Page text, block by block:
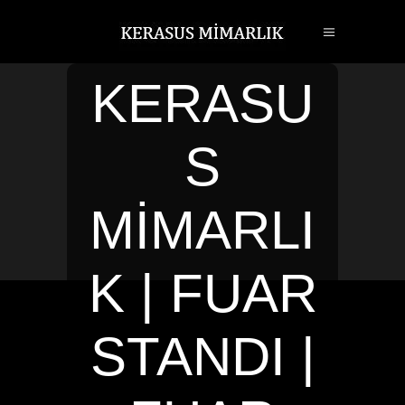
KERASU
S
MIMARLI
K | FUAR
STANDI |